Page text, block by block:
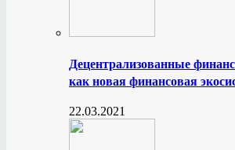
Децентрализованные
как новая финансовая
22.03.2021